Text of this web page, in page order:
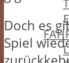
Doch es
Spiel